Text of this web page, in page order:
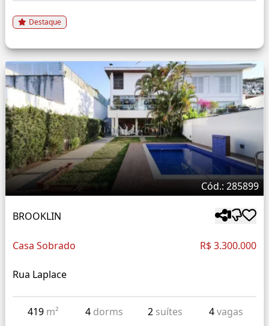
Destaque
Cód.: 285899
BROOKLIN
Casa Sobrado R$ 3.300.000
Rua Laplace
419 m² 4 dorms 2 suítes 4vagas